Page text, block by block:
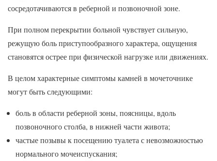
сосредотачиваются в реберной и позвоночной зоне.
При полном перекрытии больной чувствует сильную,
режущую боль приступообразного характера, ощущения
становятся острее при физической нагрузке или движениях.
В целом характерные симптомы камней в мочеточнике
могут быть следующими:
боль в области реберной зоны, поясницы, вдоль
позвоночного столба, в нижней части живота;
частые позывы к посещению туалета с невозможностью
нормального мочеиспускания;